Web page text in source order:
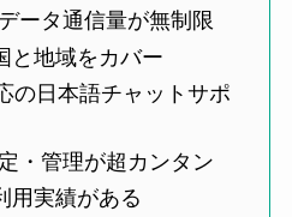
ータ通信量が無制限
と地域をカバー
の日本語チャットサポ
・管理が超カンタン
用実績がある